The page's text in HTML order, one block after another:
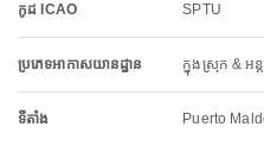
កូដ ICAO SPTU
ប្រភេទអាកាសយានដ្ឋាន ក្នុងស្រុក & អន្
ទីតាំង Puerto